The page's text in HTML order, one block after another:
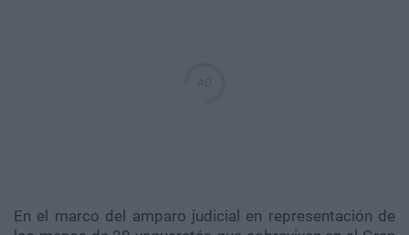
En el marco del amparo judicial en representación de